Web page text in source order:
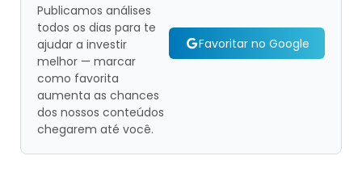
Publicamos análises
todos os dias para te
ajudar a investir
melhor — marcar
como favorita
aumenta as chances
dos nossos conteúdos
chegarem até você.
Favoritar no Google